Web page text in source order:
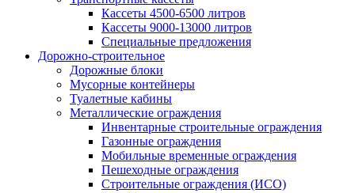
Кассеты 4500-6500 литров
Кассеты 9000-13000 литров
Специальные предложения
Дорожно-строительное
Дорожные блоки
Мусорные контейнеры
Туалетные кабины
Металлические ограждения
Инвентарные строительные ограждения
Газонные ограждения
Мобильные временные ограждения
Пешеходные ограждения
Строительные ограждения (ИСО)